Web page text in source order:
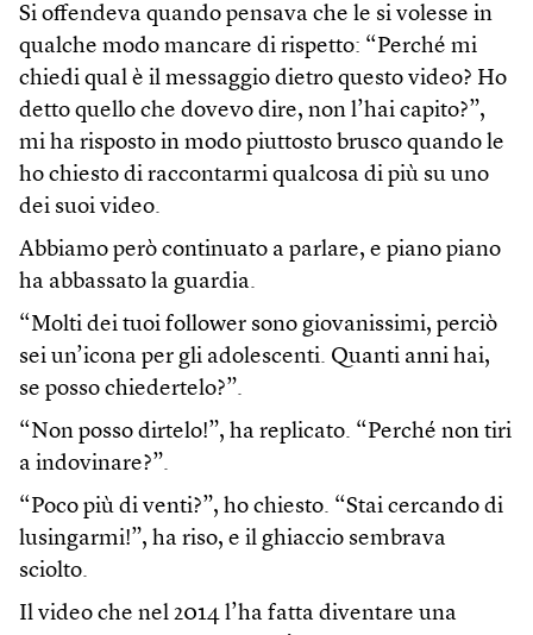
Si offendeva quando pensava che le si volesse in
qualche modo mancare di rispetto: “Perché mi
chiedi qual è il messaggio dietro questo video? Ho
detto quello che dovevo dire, non l’hai capito?”,
mi ha risposto in modo piuttosto brusco quando le
ho chiesto di raccontarmi qualcosa di più su uno
dei suoi video.
Abbiamo però continuato a parlare, e piano piano
ha abbassato la guardia.
“Molti dei tuoi follower sono giovanissimi, perciò
sei un’icona per gli adolescenti. Quanti anni hai,
se posso chiedertelo?”.
“Non posso dirtelo!”, ha replicato. “Perché non tiri
a indovinare?”.
“Poco più di venti?”, ho chiesto. “Stai cercando di
lusingarmi!”, ha riso, e il ghiaccio sembrava
sciolto.
Il video che nel 2014 l’ha fatta diventare una